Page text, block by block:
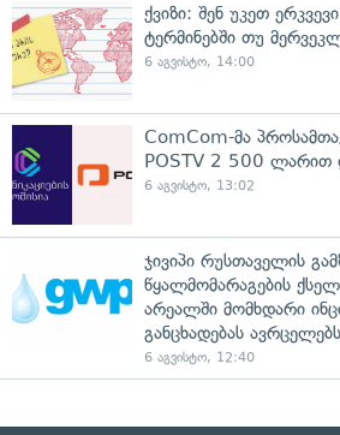
ქვიზი: შენ უკეთ
ტერმინებში თუ
6 აგვისტო, 14:00
ComCom-მა
POSTV 2 500 ლარით
6 აგვისტო, 13:02
ჯივიპი რუსთაველის
წყალმომარაგების
არეალში მომხდარი
განცხადებას ავრცელებს
6 აგვისტო, 12:40